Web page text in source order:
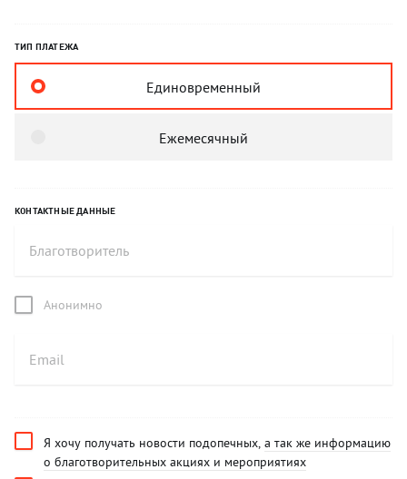
ТИП ПЛАТЕЖА
Единовременный
Ежемесячный
КОНТАКТНЫЕ ДАННЫЕ
Анонимно
Я хочу получать новости подопечных, а так же информацию
о благотворительных акциях и мероприятиях